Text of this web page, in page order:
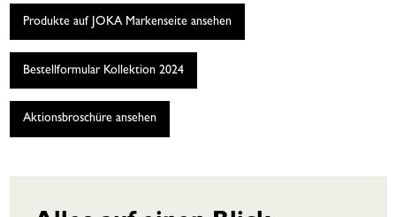
Produkte auf JOKA Markenseite ansehen
Bestellformular Kollektion 2024
Aktionsbroschüre ansehen